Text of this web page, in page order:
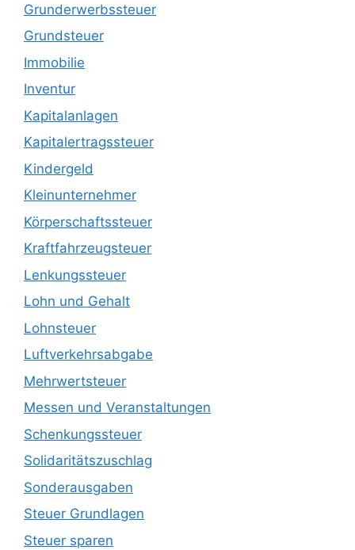
Grunderwerbssteuer
Grundsteuer
Immobilie
Inventur
Kapitalanlagen
Kapitalertragssteuer
Kindergeld
Kleinunternehmer
Körperschaftssteuer
Kraftfahrzeugsteuer
Lenkungssteuer
Lohn und Gehalt
Lohnsteuer
Luftverkehrsabgabe
Mehrwertsteuer
Messen und Veranstaltungen
Schenkungssteuer
Solidaritätszuschlag
Sonderausgaben
Steuer Grundlagen
Steuer sparen